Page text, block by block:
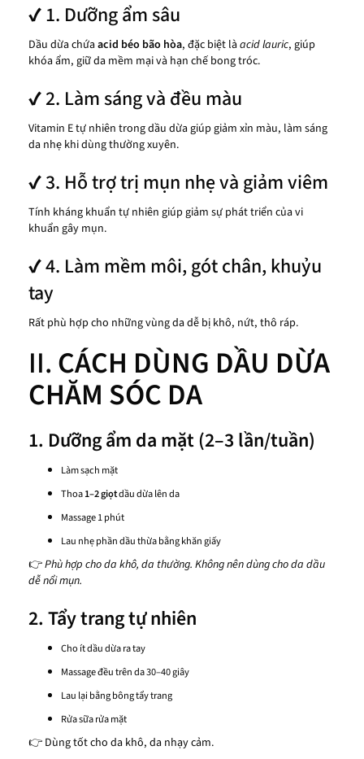
✔ 1. Dưỡng ẩm sâu
Dầu dừa chứaacid béo bão hòa, đặc biệt làacid lauric, giúp
khóa ẩm, giữ da mềm mại và hạn chế bong tróc.
✔ 2. Làm sáng và đều màu
Vitamin E tự nhiên trong dầu dừa giúp giảm xỉn màu, làm sáng
da nhẹ khi dùng thường xuyên.
✔ 3. Hỗ trợ trị mụn nhẹ và giảm viêm
Tính kháng khuẩn tự nhiên giúp giảm sự phát triển của vi
khuẩn gây mụn.
✔ 4. Làm mềm môi, gót chân, khuỷu
tay
Rất phù hợp cho những vùng da dễ bị khô, nứt, thô ráp.
II.CÁCH DÙNG DẦU DỪA
CHĂM SÓC DA
1. Dưỡng ẩm da mặt (2–3 lần/tuần)
Làm sạch mặt
Thoa1–2 giọtdầu dừa lên da
Massage 1 phút
Lau nhẹ phần dầu thừa bằng khăn giấy
👉Phù hợp cho da khô, da thường. Không nên dùng cho da dầu
dễ nổi mụn.
2. Tẩy trang tự nhiên
Cho ít dầu dừa ra tay
Massage đều trên da 30–40 giây
Lau lại bằng bông tẩy trang
Rửa sữa rửa mặt
👉 Dùng tốt cho da khô, da nhạy cảm.